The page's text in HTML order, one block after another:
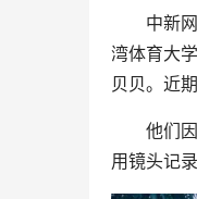
中新网
湾体育大
贝贝。近
他们因
用镜头记
陆”成百万粉丝博